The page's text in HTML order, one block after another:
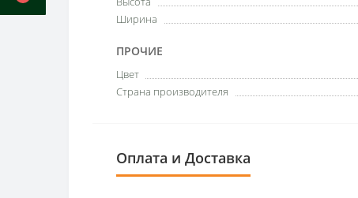
Ширина
ПРОЧИЕ
Цвет
Страна производителя
Оплата и Доставка